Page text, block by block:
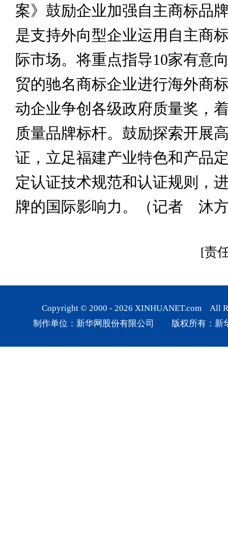
案》鼓励企业加强自主商标品
是支持外向型企业运用自主商
际市场。将重点指导10家有意
贸的驰名商标企业进行海外商
动企业争创各级政府质量奖，
质量品牌标杆。鼓励探索开展
证，立足福建产业特色和产品
定认证技术规范和认证规则，
牌的国际影响力。（记者 沐
[责
Copyright © 2000 - 2026 XINHUANET.com All
制作单位：新华网股份有限公司 版权所有：新